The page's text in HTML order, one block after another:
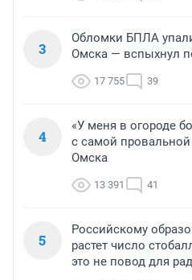
3
Обломки БПЛА
Омска — вспыхнул
17 755 39
4
«У меня в огороде
с самой
Омска
13 391 41
5
Российскому
растет число
это не повод для